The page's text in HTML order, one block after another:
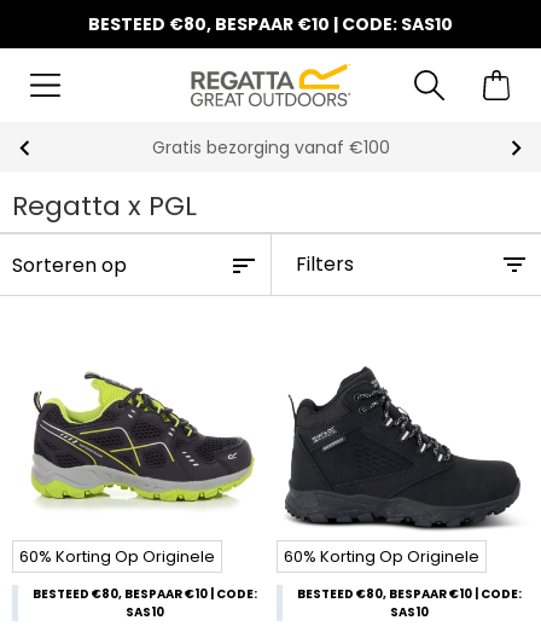
BESTEED €80, BESPAAR €10 | CODE: SAS10
10% korting op uw eerste bestelling
Regatta x PGL
Filters
60% Korting Op Originele
BESTEED €80, BESPAAR €10 | CODE:
SAS10
60% Korting Op Originele
BESTEED €80, BESPAAR €10 | CODE:
SAS10